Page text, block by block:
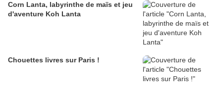
Corn Lanta, labyrinthe de maïs et jeu
d'aventure Koh Lanta
Chouettes livres sur Paris !